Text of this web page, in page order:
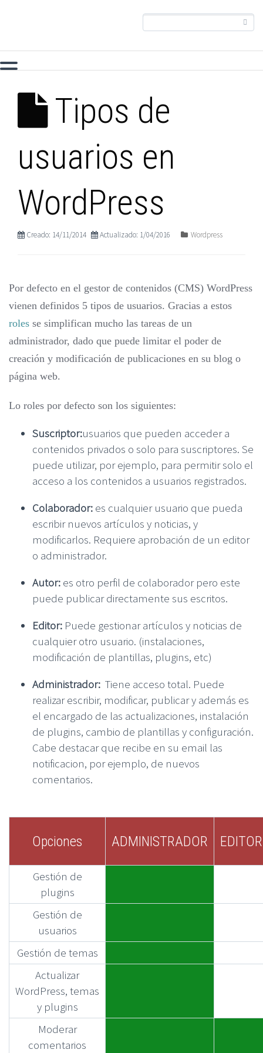
Tipos de
usuarios en
WordPress
Creado: 14/11/2014 Actualizado: 1/04/2016 Wordpress
Por defecto en el gestor de contenidos (CMS) WordPress
vienen definidos 5 tipos de usuarios. Gracias a estos
roles se simplifican mucho las tareas de un
administrador, dado que puede limitar el poder de
creación y modificación de publicaciones en su blog o
página web.
Lo roles por defecto son los siguientes:
Suscriptor:usuarios que pueden acceder a
contenidos privados o solo para suscriptores. Se
puede utilizar, por ejemplo, para permitir solo el
acceso a los contenidos a usuarios registrados.
Colaborador: es cualquier usuario que pueda
escribir nuevos artículos y noticias, y
modificarlos. Requiere aprobación de un editor
o administrador.
Autor: es otro perfil de colaborador pero este
puede publicar directamente sus escritos.
Editor: Puede gestionar artículos y noticias de
cualquier otro usuario. (instalaciones,
modificación de plantillas, plugins, etc)
Administrador: Tiene acceso total. Puede
realizar escribir, modificar, publicar y además es
el encargado de las actualizaciones, instalación
de plugins, cambio de plantillas y configuración.
Cabe destacar que recibe en su email las
notificacion, por ejemplo, de nuevos
comentarios.
Opciones ADMINISTRADOR EDITOR
Gestión de
plugins
Gestión de
usuarios
Gestión de temas
Actualizar
WordPress, temas
y plugins
Moderar
comentarios